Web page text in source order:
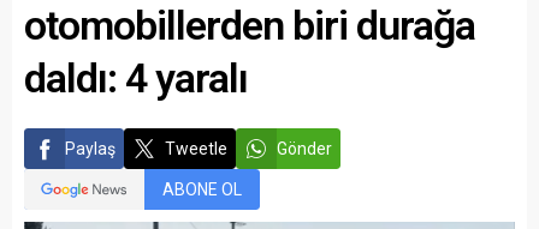
otomobillerden biri durağa
daldı: 4 yaralı
Paylaş Tweetle Gönder
ABONE OL